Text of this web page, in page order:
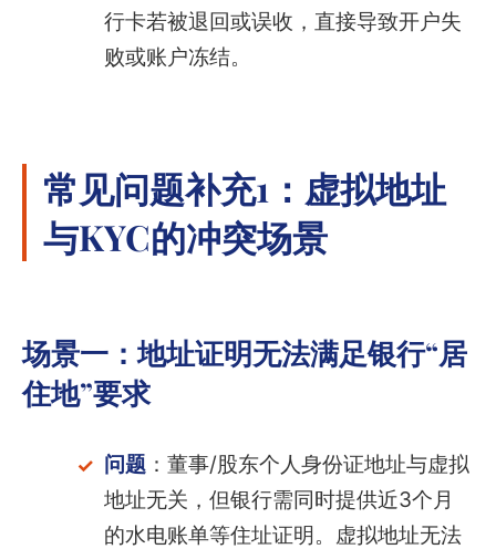
行卡若被退回或误收，直接导致开户失
败或账户冻结。
常见问题补充1：虚拟地址
与KYC的冲突场景
场景一：地址证明无法满足银行“居
住地”要求
问题：董事/股东个人身份证地址与虚拟
地址无关，但银行需同时提供近3个月
的水电账单等住址证明。虚拟地址无法